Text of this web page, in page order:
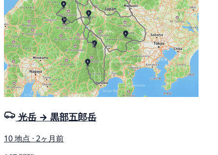
光岳 → 黒部五郎岳
10 地点 · 2ヶ月前